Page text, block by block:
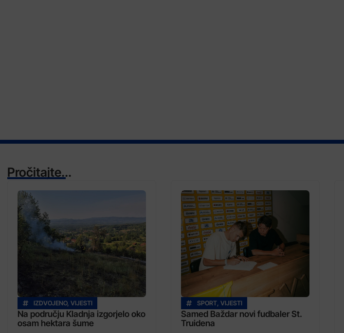
Pročitajte...
IZDVOJENO, VIJESTI
Na području Kladnja izgorjelo oko
osam hektara šume
SPORT, VIJESTI
Samed Baždar novi fudbaler St.
Truidena